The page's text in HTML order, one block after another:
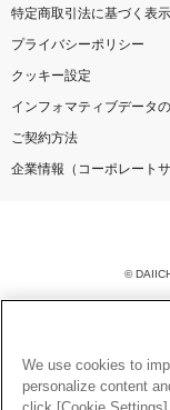
特定商取引法に基づく表示
プライバシーポリシー
クッキー設定
インフォマティブデータ
ご契約方法
企業情報（コーポレートサ
©
このサイトに掲載されてい
を問わず、著作権法の定め
とを禁じます。
楽曲及びコンテンツは、機
We use cookies to
personalize content